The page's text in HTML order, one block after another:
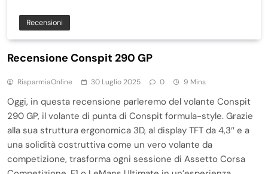
Recensioni
Recensione Conspit 290 GP
RisparmiaOnline 30 Luglio 2025 0 9 Mins
Oggi, in questa recensione parleremo del volante Conspit
290 GP, il volante di punta di Conspit formula-style. Grazie
alla sua struttura ergonomica 3D, al display TFT da 4,3″ e a
una solidità costruttiva come un vero volante da
competizione, trasforma ogni sessione di Assetto Corsa